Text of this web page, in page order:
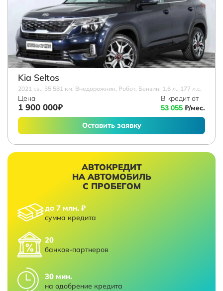
Kia Seltos
2021 г.в., 35 581 км, Внедорожник, Робот, Бензин, 1.6 л., 177 л.с.
Цена
1 900 000₽
В кредит от
53 055 ₽/мес.
Оставить заявку
АВТОКРЕДИТ
НА АВТОМОБИЛЬ
С ПРОБЕГОМ
до 7 млн. ₽
сумма кредита
20
банков-партнеров
30 мин.
на одобрение кредита